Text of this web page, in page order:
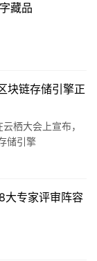
藏品
块链存储引擎正
栖大会上宣布，
储引擎
大专家评审阵容